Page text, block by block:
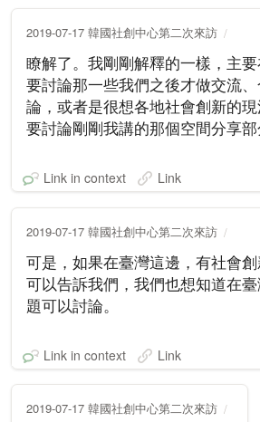
2019-07-17 韓國社創中心第二次來訪
瞭解了。我剛剛解釋的一樣，主
要討論那一些我們之後才做交流
論，或者是很想各地社會創新的
要討論剛剛我講的那個空間分享部
Link in context Link
2019-07-17 韓國社創中心第二次來訪
可是，如果在臺灣這邊，有社會創
可以告訴我們，我們也想知道在
題可以討論。
Link in context Link
2019-07-17 韓國社創中心第二次來訪